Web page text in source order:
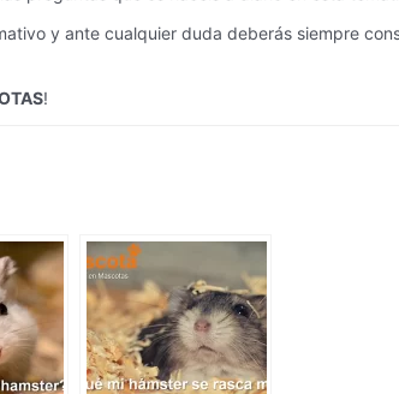
y ante cualquier duda deberás siempre
!